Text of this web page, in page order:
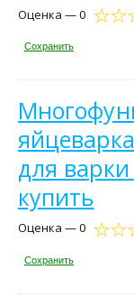
Оценка — 0
Сохранить
для
купить
Оценка — 0
Сохранить